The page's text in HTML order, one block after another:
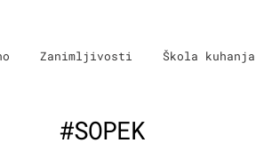
Zanimljivosti Škola kuhanja
#SOPEK